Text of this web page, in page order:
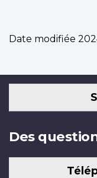
Date modifiée
Des